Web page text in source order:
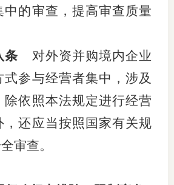
中的审查，提高审查质量
条 对外资并购境内企业
参与经营者集中，涉及
除依照本法规定进行经营
，还应当按照国家有关规
审查。